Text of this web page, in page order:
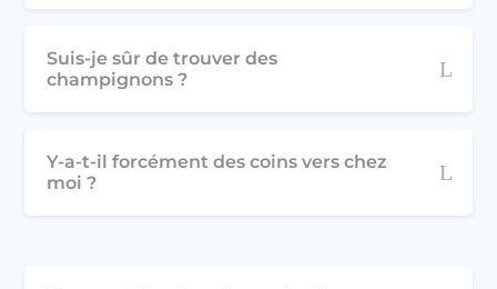
Suis-je sûr de trouver des
champignons ?
Y-a-t-il forcément des coins vers chez
moi ?